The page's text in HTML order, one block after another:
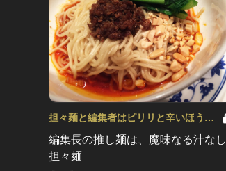
担々麺と編集者はピリリと辛いほうが
編集長の推し麺は、魔味なる汁なし
担々麺